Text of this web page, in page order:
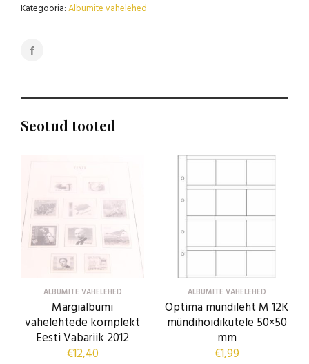
Kategooria:Albumite vahelehed
Seotud tooted
ALBUMITE VAHELEHED
Margialbumi
vahelehtede komplekt
Eesti Vabariik 2012
€12,40
ALBUMITE VAHELEHED
Optima mündileht M 12K
mündihoidikutele 50×50
mm
€1,99